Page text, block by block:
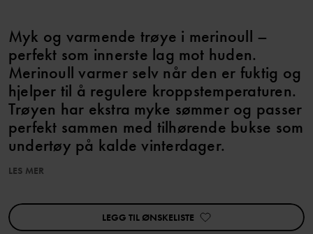
Myk og varmende trøye i merinoull –
perfekt som innerste lag mot huden.
Merinoull varmer selv når den er fuktig og
hjelper til å regulere kroppstemperaturen.
Trøyen har ekstra myke sømmer og passer
perfekt sammen med tilhørende bukse som
undertøy på kalde vinterdager.
cares/hallbara-plagg/vara-hallbarhetsmarkningar»
LES MER
LEGG TIL ØNSKELISTE